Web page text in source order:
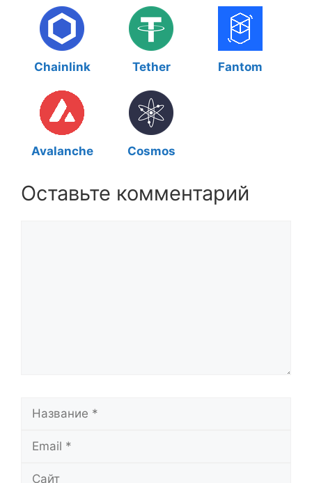
Chainlink Tether Fantom
Avalanche Cosmos
Оставьте комментарий
Название
Email
Сайт